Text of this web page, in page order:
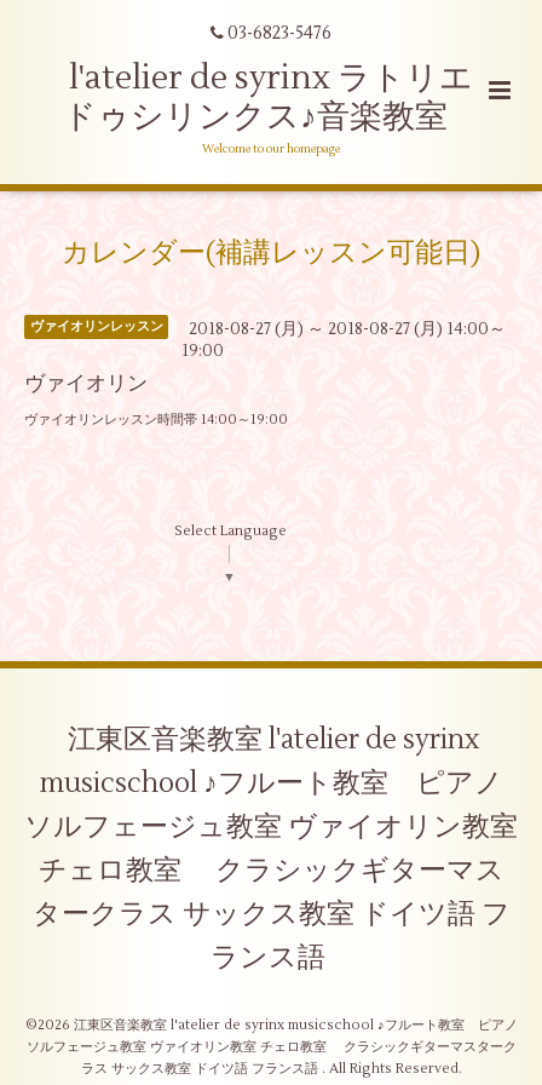
03-6823-5476
l'atelier de syrinx ラトリエ
ドゥシリンクス♪音楽教室
Welcome to our homepage
カレンダー(補講レッスン可能日)
ヴァイオリンレッスン
2018-08-27 (月) ～ 2018-08-27 (月) 14:00～
19:00
ヴァイオリン
ヴァイオリンレッスン時間帯 14:00～19:00
Select Language
▼
江東区音楽教室 l'atelier de syrinx
musicschool ♪フルート教室 ピアノ
ソルフェージュ教室 ヴァイオリン教室
チェロ教室 クラシックギターマス
タークラス サックス教室 ドイツ語 フ
ランス語
©2026 江東区音楽教室 l'atelier de syrinx musicschool ♪フルート教室 ピアノ
ソルフェージュ教室 ヴァイオリン教室 チェロ教室 クラシックギターマスターク
ラス サックス教室 ドイツ語 フランス語 . All Rights Reserved.